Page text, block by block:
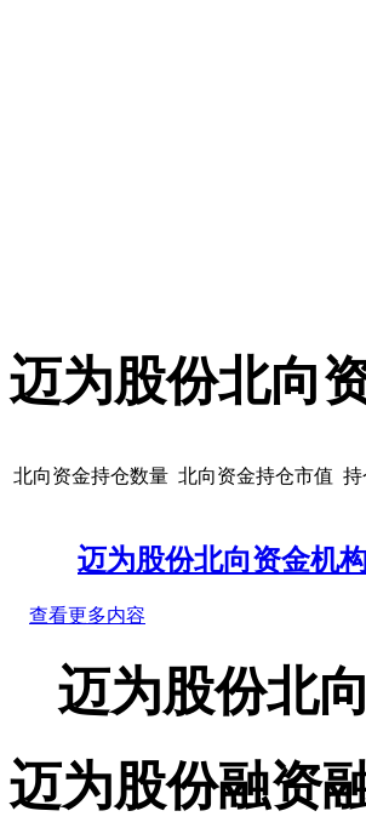
迈为股份北向
北向资金持仓数量 北向资金持仓市值 持
迈为股份北向资金机
查看更多内容
迈为股份北
迈为股份融资